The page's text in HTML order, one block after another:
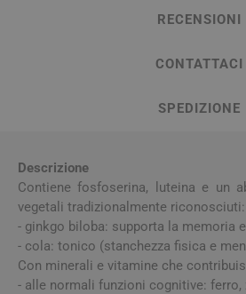
RECENSIONI
CONTATTACI
SPEDIZIONE
Descrizione
Contiene fosfoserina, luteina e un
vegetali tradizionalmente riconosciuti:
- ginkgo biloba: supporta la memoria
- cola: tonico (stanchezza fisica e
Con minerali e vitamine che
- alle normali funzioni cognitive: ferro,